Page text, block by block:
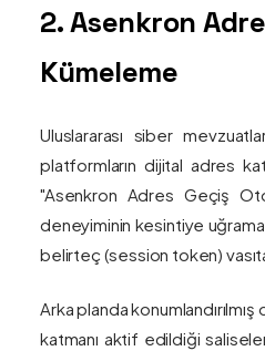
2. Asenkron
Kümeleme
Uluslararası siber
platformların dijital adres
"Asenkron Adres Geçiş
deneyiminin kesintiye
belirteç (session token)
Arka planda
katmanı aktif edildiği